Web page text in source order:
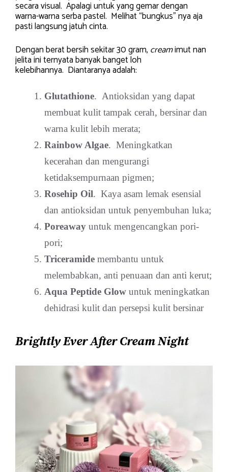
secara visual. Apalagi untuk yang gemar dengan
warna-warna serba pastel. Melihat “bungkus” nya aja
pasti langsung jatuh cinta.
Dengan berat bersih sekitar 30 gram, creamimut nan
jelita ini ternyata banyak banget loh
kelebihannya. Diantaranya adalah:
Glutathione. Antioksidan yang dapat
membuat kulit tampak cerah, bersinar dan
warna kulit lebih merata;
Rainbow Algae. Meningkatkan
kecerahan dan mengurangi
ketidaksempurnaan pigmen;
Rosehip Oil. Kaya asam lemak esensial
dan antioksidan untuk penyembuhan luka;
Poreaway untuk mengencangkan pori-
pori;
Triceramide membantu untuk
melembabkan, anti penuaan dan anti kerut;
Aqua Peptide Glow untuk meningkatkan
dehidrasi kulit dan persepsi kulit bersinar
Brightly Ever After Cream Night